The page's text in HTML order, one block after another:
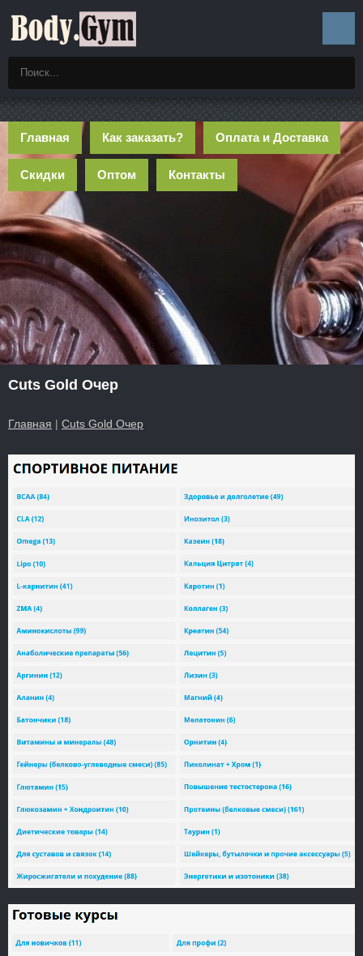
Главная Как заказать? Оплата и Доставка
Скидки Оптом Контакты
Cuts Gold Очер
Главная | Cuts Gold Очер